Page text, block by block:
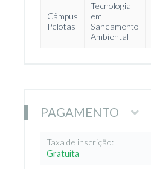
Câmpus
Pelotas
Tecnologia
em
Saneamento
Ambiental
PAGAMENTO
Taxa de inscrição:
Gratuita